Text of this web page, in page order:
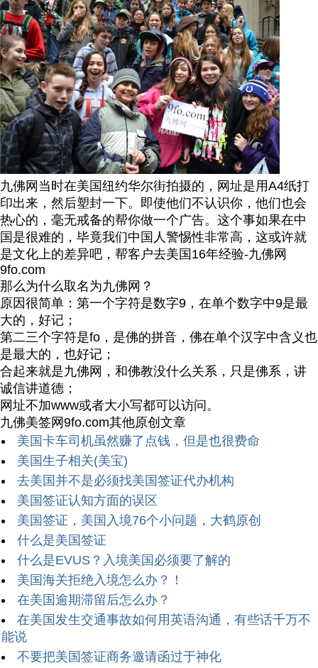
九佛网当时在美国纽约华尔街拍摄的，网址是用A4纸打
印出来，然后塑封一下。即使他们不认识你，他们也会
热心的，毫无戒备的帮你做一个广告。这个事如果在中
国是很难的，毕竟我们中国人警惕性非常高，这或许就
是文化上的差异吧，帮客户去美国16年经验-九佛网
9fo.com
那么为什么取名为九佛网？
原因很简单：第一个字符是数字9，在单个数字中9是最
大的，好记；
第二三个字符是fo，是佛的拼音，佛在单个汉字中含义也
是最大的，也好记；
合起来就是九佛网，和佛教没什么关系，只是佛系，讲
诚信讲道德；
网址不加www或者大小写都可以访问。
九佛美签网9fo.com其他原创文章
美国卡车司机虽然赚了点钱，但是也很费命
美国生子相关(美宝)
去美国并不是必须找美国签证代办机构
美国签证认知方面的误区
美国签证，美国入境76个小问题，大鹤原创
什么是美国签证
什么是EVUS？入境美国必须要了解的
美国海关拒绝入境怎么办？！
在美国逾期滞留后怎么办？
在美国发生交通事故如何用英语沟通，有些话千万不
能说
不要把美国签证商务邀请函过于神化